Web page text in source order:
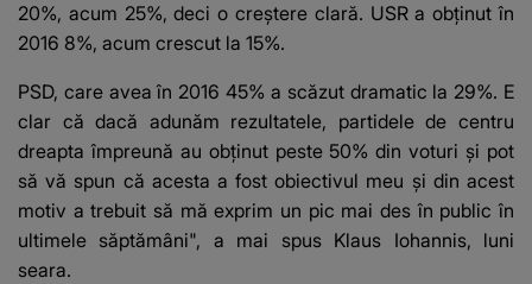
20%, acum 25%, deci o creștere clară. USR a obținut în
2016 8%, acum crescut la 15%.
PSD, care avea în 2016 45% a scăzut dramatic la 29%. E
clar că dacă adunăm rezultatele, partidele de centru
dreapta împreună au obținut peste 50% din voturi și pot
să vă spun că acesta a fost obiectivul meu și din acest
motiv a trebuit să mă exprim un pic mai des în public în
ultimele săptămâni", a mai spus Klaus Iohannis, luni
seara.